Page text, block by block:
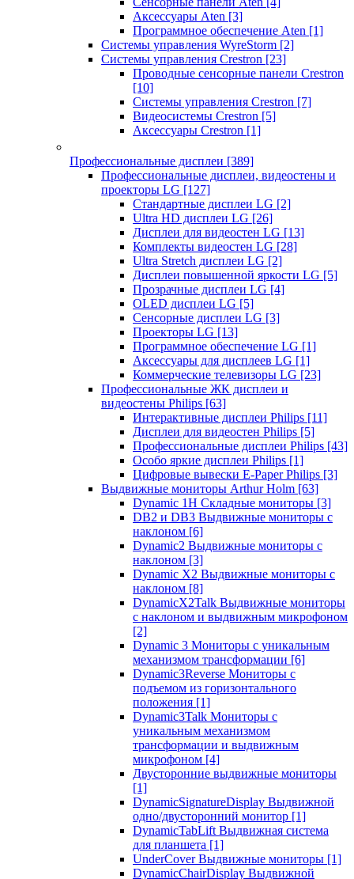
Аксессуары Aten [3]
Программное обеспечение Aten [1]
Системы управления WyreStorm [2]
Системы управления Crestron [23]
Проводные сенсорные панели Crestron
[10]
Системы управления Crestron [7]
Видеосистемы Crestron [5]
Аксессуары Crestron [1]
Профессиональные дисплеи [389]
Профессиональные дисплеи, видеостены и
проекторы LG [127]
Стандартные дисплеи LG [2]
Ultra HD дисплеи LG [26]
Дисплеи для видеостен LG [13]
Комплекты видеостен LG [28]
Ultra Stretch дисплеи LG [2]
Дисплеи повышенной яркости LG [5]
Прозрачные дисплеи LG [4]
OLED дисплеи LG [5]
Сенсорные дисплеи LG [3]
Проекторы LG [13]
Программное обеспечение LG [1]
Аксессуары для дисплеев LG [1]
Коммерческие телевизоры LG [23]
Профессиональные ЖК дисплеи и
видеостены Philips [63]
Интерактивные дисплеи Philips [11]
Дисплеи для видеостен Philips [5]
Профессиональные дисплеи Philips [43]
Особо яркие дисплеи Philips [1]
Цифровые вывески E-Paper Philips [3]
Выдвижные мониторы Arthur Holm [63]
Dynamic 1Н Складные мониторы [3]
DB2 и DB3 Выдвижные мониторы с
наклоном [6]
Dynamic2 Выдвижные мониторы с
наклоном [3]
Dynamic X2 Выдвижные мониторы с
наклоном [8]
DynamicX2Talk Выдвижные мониторы
с наклоном и выдвижным микрофоном
[2]
Dynamic 3 Мониторы с уникальным
механизмом трансформации [6]
Dynamic3Reverse Мониторы с
подъемом из горизонтального
положения [1]
Dynamic3Talk Мониторы с
уникальным механизмом
трансформации и выдвижным
микрофоном [4]
Двусторонние выдвижные мониторы
[1]
DynamicSignatureDisplay Выдвижной
одно/двусторонний монитор [1]
DynamicTabLift Выдвижная система
для планшета [1]
UnderCover Выдвижные мониторы [1]
DynamicChairDisplay Выдвижной